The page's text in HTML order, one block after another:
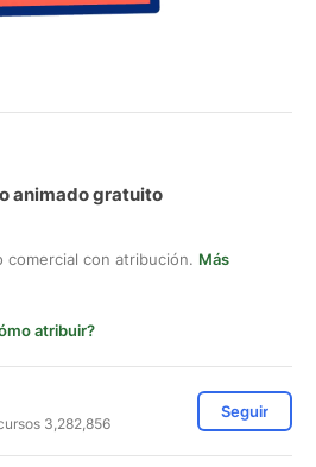
animado gratuito
comercial con atribución. Más
atribuir?
3,282,856
Seguir